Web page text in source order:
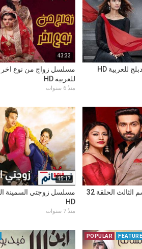
43:33
للعربية HD
منذُ 6 سنوات
مسلسل للعشق جنون الموسم الثالث الحلقة 32
45:17
HD
منذُ 7 سنوات
POPULAR